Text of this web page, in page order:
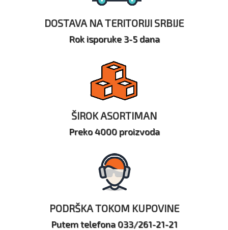
DOSTAVA NA TERITORIJI SRBIJE
Rok isporuke 3-5 dana
ŠIROK ASORTIMAN
Preko 4000 proizvoda
PODRŠKA TOKOM KUPOVINE
Putem telefona 033/261-21-21